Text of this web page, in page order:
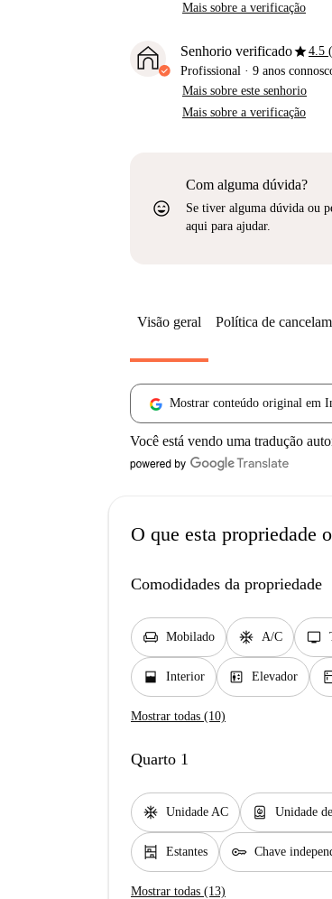
Mais sobre a verificação
Senhorio verificadostar4.5
Profissional · 9 anos
Mais sobre este senhorio
Mais sobre a verificação
sentiment_very_satisfied
Com alguma dúvida?
Se tiver alguma dúvida ou
aqui para ajudar.
Visão geral Política de
Mostrar conteúdo original em
Você está vendo uma tradução
O que esta propriedade
Comodidades da propriedade
chair Mobilado ac_unit A/C tv
window_open Interior elevator Elevador
Mostrar todas (10)
Quarto 1
ac_unit Unidade AC water_heater Unidade
shelves Estantes key Chave
Mostrar todas (13)